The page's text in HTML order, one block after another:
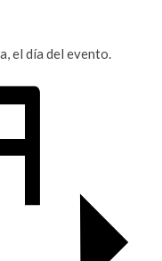
el día del evento.